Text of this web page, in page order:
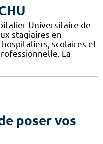
Universitaire de
stagiaires en
scolaires et
La
poser vos